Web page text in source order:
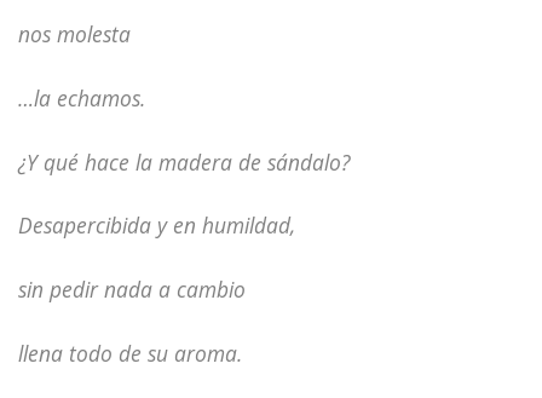
nos molesta
…la echamos.
¿Y qué hace la madera de sándalo?
Desapercibida y en humildad,
sin pedir nada a cambio
llena todo de su aroma.